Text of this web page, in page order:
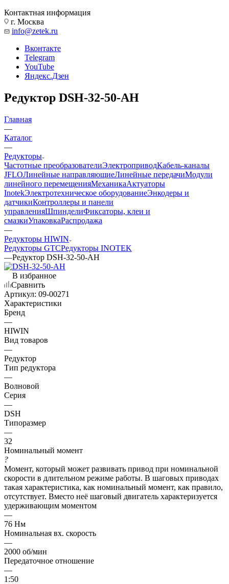
Контактная информация
г. Москва
info@zetek.ru
Вконтакте
Telegram
YouTube
Яндекс.Дзен
Редуктор DSH-32-50-AH
Главная
—
Каталог
—
Редукторы
Частотные преобразователиЭлектроприводКабель-каналы
JFLOЛинейные направляющиеЛинейные передачиМодули
линейного перемещенияМеханикаАктуаторы
InotekЭлектротехническое оборудованиеЭнкодеры и
датчикиКонтроллеры и панели
управленияШпинделиФиксаторы, клеи и
смазкиУпаковкаРаспродажа
—
Редукторы HIWIN
Редукторы GTCРедукторы INOTEK
—Редуктор DSH-32-50-AH
В избранное
Сравнить
Артикул: 09-00271
Характеристики
Бренд
—
HIWIN
Вид товаров
—
Редуктор
Тип редуктора
—
Волновой
Серия
—
DSH
Типоразмер
—
32
Номинальный момент
?
Момент, который может развивать привод при номинальной
скорости в длительном режиме работы. В шаговых приводах
такая характеристика, как номинальный момент, как правило,
отсутствует. Вместо неё шаговый двигатель характеризуется
удерживающим моментом
—
76 Нм
Номинальная вх. скорость
—
2000 об/мин
Передаточное отношение
—
1:50